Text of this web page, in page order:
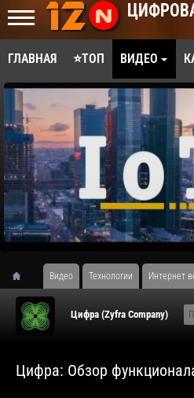
ГЛАВНАЯ ⭐ТОП ВИДЕО
Видео Технологии Интернет
Цифра (Zyfra Company)
Цифра: Обзор